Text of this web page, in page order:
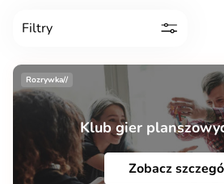
Blog
Pobierz
Filtry
Rozrywka//
Klub gier
Zobacz